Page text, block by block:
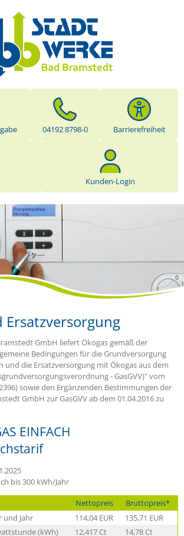
04192 8798-0 Barrierefreiheit
Kunden-Login
GmbH liefert Ökogas gemäß der
Bedingungen für die Grundversorgung
und die Ersatzversorgung mit Ökogas aus dem
- GasGVV)" vom
2396) sowie den Ergänzenden Bestimmungen der
GmbH zur GasGVV ab dem 01.04.2016 zu
EINFACH
bis 300 kWh/Jahr
Nettopreis
Bruttopreis*
und Jahr
114,04 EUR
135,71 EUR
(kWh)
12,417 Ct 14,78 Ct